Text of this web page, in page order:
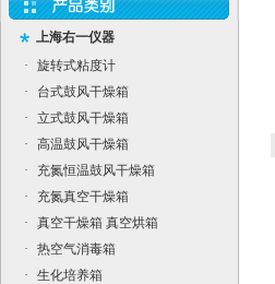
上海右一仪器
·
旋转式粘度计
·
台式鼓风干燥箱
·
立式鼓风干燥箱
·
高温鼓风干燥箱
·
充氮恒温鼓风干燥箱
·
充氮真空干燥箱
·
真空干燥箱 真空烘箱
·
热空气消毒箱
·
生化培养箱